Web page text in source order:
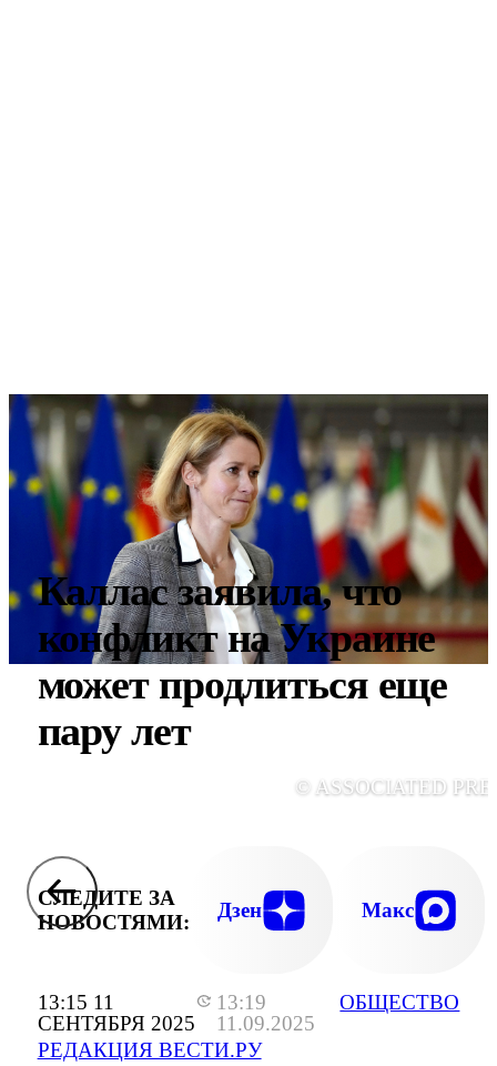
13:15 11
СЕНТЯБРЯ 2025
13:19
11.09.2025
РЕДАКЦИЯ ВЕСТИ.РУ
ОБЩЕСТВО
Каллас заявила, что
конфликт на Украине
может продлиться еще
пару лет
© ASSOCIATED
СЛЕДИТЕ ЗА
НОВОСТЯМИ:
Дзен Макс